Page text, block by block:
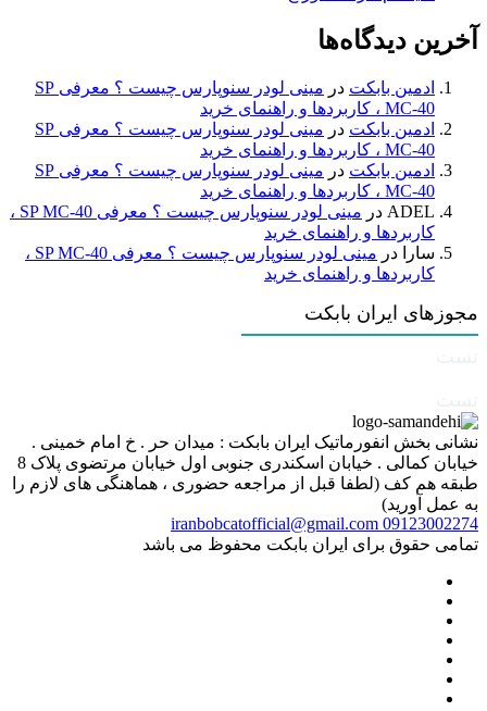
آخرین دیدگاه‌ها
ادمین بابکت در
مینی لودر سنوپارس چیست ؟ معرفی SP
MC-40 ، کاربردها و راهنمای خرید
ادمین بابکت در
مینی لودر سنوپارس چیست ؟ معرفی SP
MC-40 ، کاربردها و راهنمای خرید
ادمین بابکت در
مینی لودر سنوپارس چیست ؟ معرفی SP
MC-40 ، کاربردها و راهنمای خرید
ADEL در
مینی لودر سنوپارس چیست ؟ معرفی SP MC-40 ،
کاربردها و راهنمای خرید
سارا
در
مینی لودر سنوپارس چیست ؟ معرفی SP MC-40 ،
کاربردها و راهنمای خرید
مجوزهای ایران بابکت
نشانی بخش انفورماتیک ایران بابکت : میدان حر . خ امام خمینی .
خیابان کمالی . خیابان اسکندری جنوبی اول خیابان مرتضوی پلاک 8
طبقه هم کف (لطفا قبل از مراجعه حضوری ، هماهنگی های لازم را
به عمل آورید)
09123002274
iranbobcatofficial@gmail.com
تمامی حقوق برای ایران بابکت محفوظ می باشد